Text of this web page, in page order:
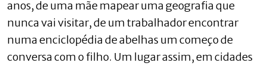
anos, de uma mãe mapear uma geografia que
nunca vai visitar, de um trabalhador encontrar
numa enciclopédia de abelhas um começo de
conversa com o filho. Um lugar assim, em cidades